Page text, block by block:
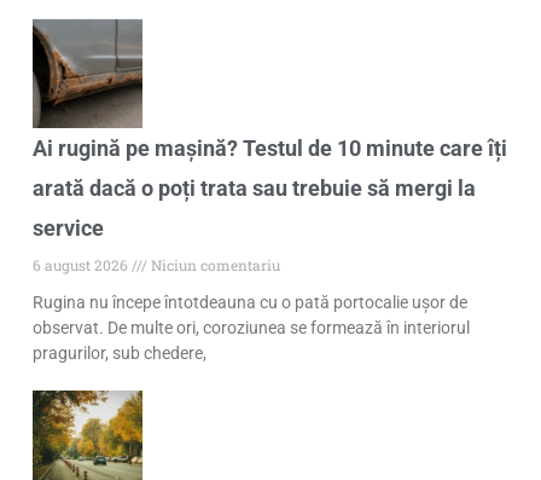
Ai rugină pe mașină? Testul de 10 minute care îți
arată dacă o poți trata sau trebuie să mergi la
service
6 august 2026
Niciun comentariu
Rugina nu începe întotdeauna cu o pată portocalie ușor de
observat. De multe ori, coroziunea se formează în interiorul
pragurilor, sub chedere,